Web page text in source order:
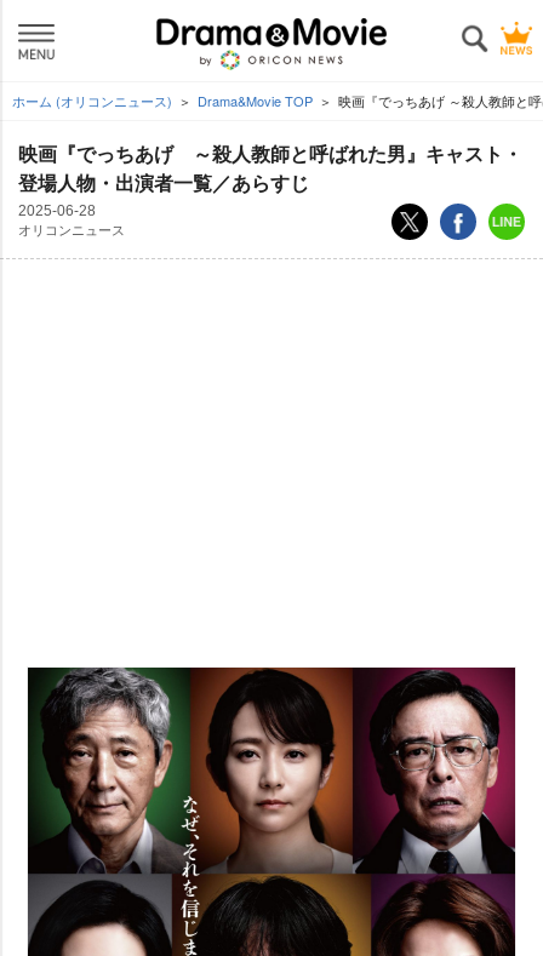
ホーム (オリコンニュース) Drama&Movie TOP 映画『でっちあげ ～殺人教師と
映画『でっちあげ ～殺人教師と呼ばれた男』キャスト・
登場人物・出演者一覧／あらすじ
2025-06-28
オリコンニュース